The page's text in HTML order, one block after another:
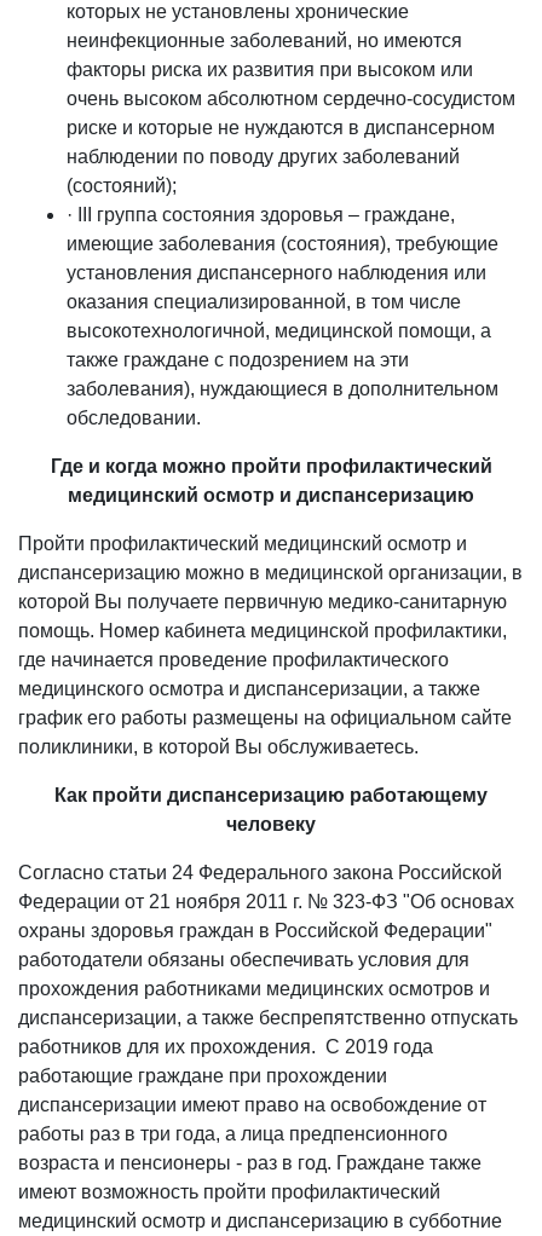
которых не установлены хронические
неинфекционные заболеваний, но имеются
факторы риска их развития при высоком или
очень высоком абсолютном сердечно-сосудистом
риске и которые не нуждаются в диспансерном
наблюдении по поводу других заболеваний
(состояний);
· III группа состояния здоровья – граждане,
имеющие заболевания (состояния), требующие
установления диспансерного наблюдения или
оказания специализированной, в том числе
высокотехнологичной, медицинской помощи, а
также граждане с подозрением на эти
заболевания), нуждающиеся в дополнительном
обследовании.
Где и когда можно пройти профилактический
медицинский осмотр и диспансеризацию
Пройти профилактический медицинский осмотр и
диспансеризацию можно в медицинской организации, в
которой Вы получаете первичную медико-санитарную
помощь. Номер кабинета медицинской профилактики,
где начинается проведение профилактического
медицинского осмотра и диспансеризации, а также
график его работы размещены на официальном сайте
поликлиники, в которой Вы обслуживаетесь.
Как пройти диспансеризацию работающему
человеку
Согласно статьи 24 Федерального закона Российской
Федерации от 21 ноября 2011 г. № 323-ФЗ "Об основах
охраны здоровья граждан в Российской Федерации"
работодатели обязаны обеспечивать условия для
прохождения работниками медицинских осмотров и
диспансеризации, а также беспрепятственно отпускать
работников для их прохождения. С 2019 года
работающие граждане при прохождении
диспансеризации имеют право на освобождение от
работы раз в три года, а лица предпенсионного
возраста и пенсионеры - раз в год. Граждане также
имеют возможность пройти профилактический
медицинский осмотр и диспансеризацию в субботние